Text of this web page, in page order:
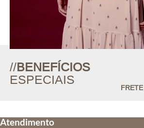
//BENEFÍCIOS
ESPECIAIS
Atendimento